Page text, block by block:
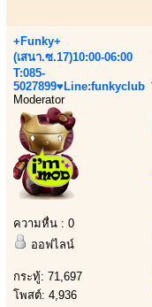
+Funky+
(เสนา.ซ.17)10:00-06:00
T:085-
5027899♥Line:funkyclub
Moderator
ความหื่น : 0
ออฟไลน์
กระทู้: 71,697
โพสต์: 4,936